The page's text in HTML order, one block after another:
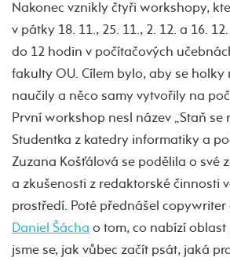
Nakonec vznikly čtyři workshopy,
v pátky 18. 11., 25. 11., 2. 12. a 16.
do 12 hodin v počítačových
fakulty OU. Cílem bylo, aby se holky
naučily a něco samy vytvořily na
První workshop nesl název „Staň se
Studentka z katedry informatiky a
Zuzana Košťálová se podělila o své
a zkušenosti z redaktorské činnosti
prostředí. Poté přednášel copywriter
Daniel Šácha o tom, co nabízí oblast
jsme se, jak vůbec začít psát, jaká